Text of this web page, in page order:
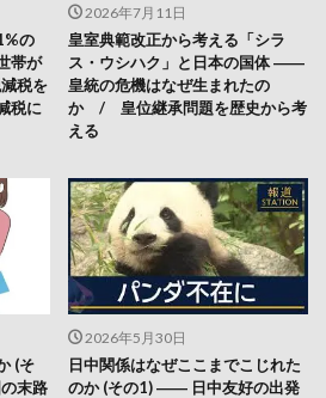
の
帯が
税を
税に
2026年7月11日
皇室典範改正から考える「シラ
ス・ウシハク」と日本の国体 ――
皇統の危機はなぜ生まれたの
か / 皇位継承問題を歴史から考
える
(そ
末路
2026年5月30日
日中関係はなぜここまでこじれた
のか (その1) ―― 日中友好の出発